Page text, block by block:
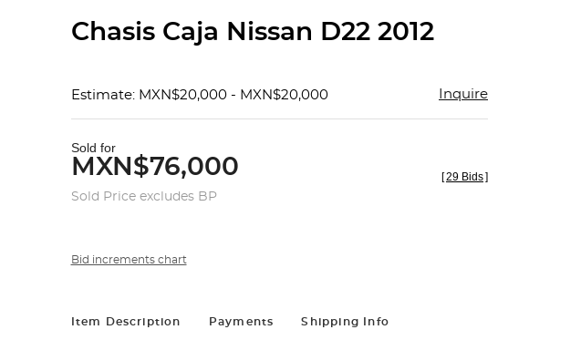
Chasis Caja Nissan D22 2012
Estimate: MXN$20,000 - MXN$20,000 Inquire
Sold for
MXN$76,000
Sold Price excludes BP
[29 Bids]
Bid increments chart
Item Description Payments Shipping Info